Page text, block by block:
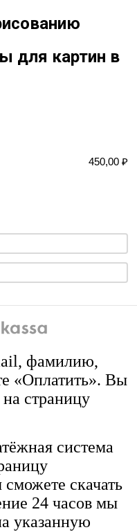
для картин в
450,00 ₽
фамилию,
«Оплатить». Вы
страницу
система
скачать
24 часов мы
указанную